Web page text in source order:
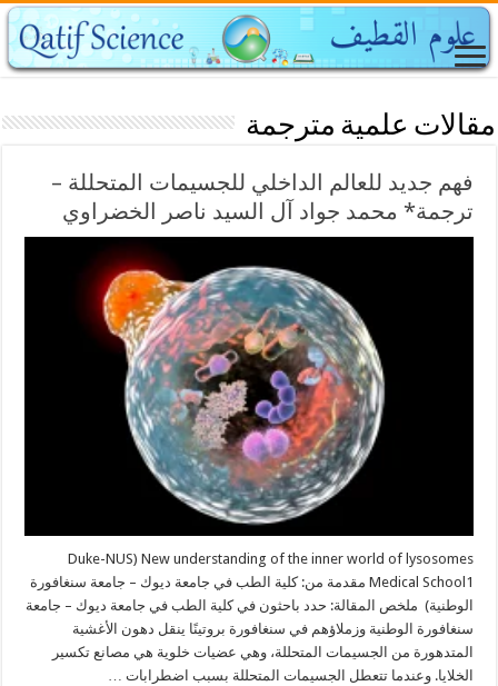
مقالات علمية مترجمة
فهم جديد للعالم الداخلي للجسيمات المتحللة –
ترجمة* محمد جواد آل السيد ناصر الخضراوي
New understanding of the inner world of lysosomes (Duke-NUS
Medical School1 مقدمة من: كلية الطب في جامعة ديوك – جامعة سنغافورة
الوطنية) ملخص المقالة: حدد باحثون في كلية الطب في جامعة ديوك – جامعة
سنغافورة الوطنية وزملاؤهم في سنغافورة بروتينًا ينقل دهون الأغشية
المتدهورة من الجسيمات المتحللة، وهي عضيات خلوية هي مصانع تكسير
الخلايا. وعندما تتعطل الجسيمات المتحللة بسبب اضطرابات …